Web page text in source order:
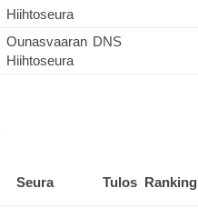
Hiihtoseura
Ounasvaaran
Hiihtoseura
DNS
Seura Tulos Ranking